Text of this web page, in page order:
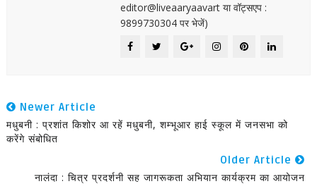
editor@liveaaryaavart या वॉट्सएप :
9899730304 पर भेजें)
Newer Article
मधुबनी : प्रशांत किशोर आ रहें मधुबनी, शम्भूआर हाई स्कूल में जनसभा को
करेंगे संबोधित
Older Article
नालंदा : चित्र प्रदर्शनी सह जागरूकता अभियान कार्यक्रम का आयोजन